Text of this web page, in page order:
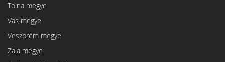
Tolna megye
Vas megye
Veszprém megye
Zala megye